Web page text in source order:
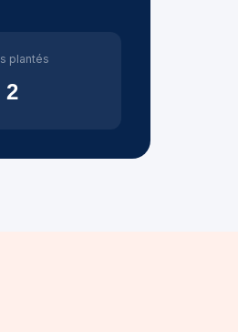
plantés
2